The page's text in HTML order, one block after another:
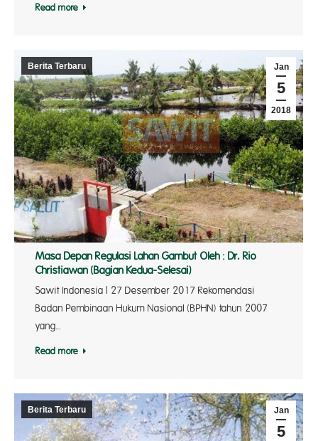
Read more
Jan
5
2018
Berita Terbaru
Masa Depan Regulasi Lahan Gambut Oleh : Dr. Rio
Christiawan (Bagian Kedua-Selesai)
Sawit Indonesia | 27 Desember 2017 Rekomendasi
Badan Pembinaan Hukum Nasional (BPHN) tahun 2007
yang…
Read more
Jan
5
Berita Terbaru